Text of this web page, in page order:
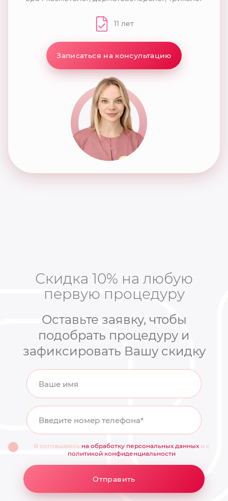
11 лет
Записаться на консультацию
Скидка 10% на любую
первую процедуру
Оставьте заявку, чтобы
подобрать процедуру и
зафиксировать Вашу скидку
Ваше имя
Введите номер телефона*
Я соглашаюсь на обработку персональных данных и с
политикой конфиденциальности
Отправить